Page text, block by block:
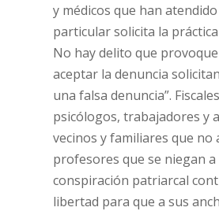
y médicos que han
particular solicita la
No hay delito que
aceptar la denuncia
una falsa denuncia”.
psicólogos, trabajadores y
vecinos y familiares que no
profesores que se niegan
conspiración patriarcal
libertad para que a sus